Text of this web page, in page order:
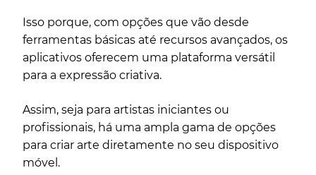
Isso porque, com opções que vão desde
ferramentas básicas até recursos avançados, os
aplicativos oferecem uma plataforma versátil
para a expressão criativa.
Assim, seja para artistas iniciantes ou
profissionais, há uma ampla gama de opções
para criar arte diretamente no seu dispositivo
móvel.